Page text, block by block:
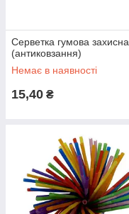
Серветка гумова захисна
(антиковзання)
Немає в наявності
15,40 ₴